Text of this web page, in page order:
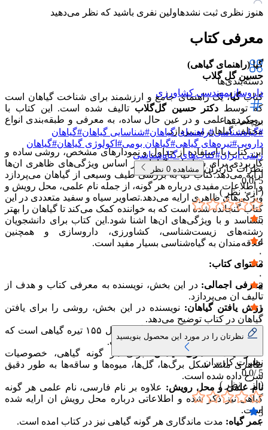
هنوز نظری ثبت نشدهاولین نفری باشید که نظر می‌دهید
معرفی کتاب
گیا (راهنمای گیاهی)
حسین گل گلاب
کتابگیا، یک راهنمای جامع و ارزشمند برای شناخت گیاهان است
که توسط دکتر حسین گل‌گلاب تالیف شده است. این کتاب با
رویکردی علمی و در عین حال ساده، به معرفی و طبقه‌بندی انواع
مختلف گیاهان می‌پردازد.
این کتاب با استفاده از جداول و نمودارهای مشخص، روشی ساده و
کاربردی برای شناسایی گیاهان بر اساس ویژگی‌های ظاهری ان‌ها
ارایه می‌دهد.کتاب گیا به بررسی طیف وسیعی از گیاهان می‌پردازد
و اطلاعات مفیدی درباره هر گونه، از جمله نام علمی، محل رویش و
ویژگی‌های ظاهری ارایه می‌دهد.تصاویر سیاه و سفید متعددی در این
کتاب گنجانده شده است که به خواننده کمک می‌کند تا گیاهان را بهتر
بشناسد و با ویژگی‌های ان‌ها اشنا شود.این کتاب برای دانشجویان
رشته‌های زیست‌شناسی، کشاورزی، داروسازی و همچنین
علاقه‌مندان به گیاه‌شناسی بسیار مفید است.
محتوای کتاب:
معرفی اجمالی: در این بخش، نویسنده به معرفی کتاب و هدف از
تالیف ان می‌پردازد.
روش یافتن گیاهان: نویسنده در این بخش، روشی را برای یافتن
گیاهان در کتاب توضیح می‌دهد.
فهرست تیره‌های گیاهی:
کتاب گیا شامل ۱۵۵ تیره گیاهی است که
هر یک به طور مفصل بررسی شده است.
خصوصیات ظاهری گیاهان:
برای هر گونه گیاهی، خصوصیات
ظاهری مانند شکل برگ‌ها، گل‌ها، میوه‌ها و ساقه‌ها به طور دقیق
شرح داده شده است.
نام علمی و محل رویش: علاوه بر نام فارسی، نام علمی هر گونه
گیاهی نیز ذکر شده و اطلاعاتی درباره محل رویش ان ارایه شده
است.
عمر گیاه: مدت ماندگاری هر گونه گیاهی نیز در کتاب امده است.
دسته‌بندی‌ها
داروسازیمهندسی کشاورزی
برچسب‌ها
#گیاه‌شناسی#راهنمای گیاهان#شناسایی گیاهان#گیاهان
دارویی#تیره‌های گیاهی#گیاهان بومی# اکولوژی گیاهان#گیاهان
زینتی ایران#کتاب‌های گیاه‌شناسی
نظرات کاربران مشاهده 0 نظر
5 /
0.0
( از ۰ نظر )
5
۰
4
۰
3
۰
2
۰
1
۰
نظرتان را در مورد این محصول بنویسید
نظرات کاربران
5 /
0.0
( از ۰ نظر )
5
۰